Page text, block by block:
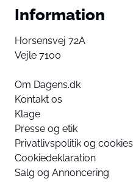
Information
Horsensvej 72A
Vejle 7100
Om Dagens.dk
Kontakt os
Klage
Presse og etik
Privatlivspolitik og cookies
Cookiedeklaration
Salg og Annoncering